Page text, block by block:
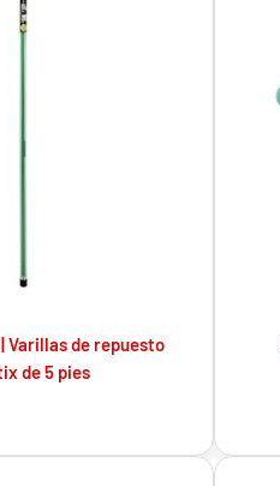
| Varillas de repuesto
de 5 pies